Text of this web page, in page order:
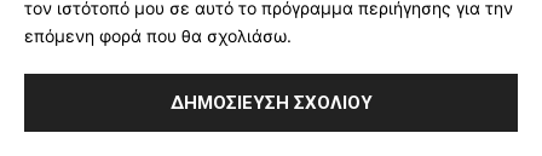
τον ιστότοπό μου σε αυτό το πρόγραμμα περιήγησης για την
επόμενη φορά που θα σχολιάσω.